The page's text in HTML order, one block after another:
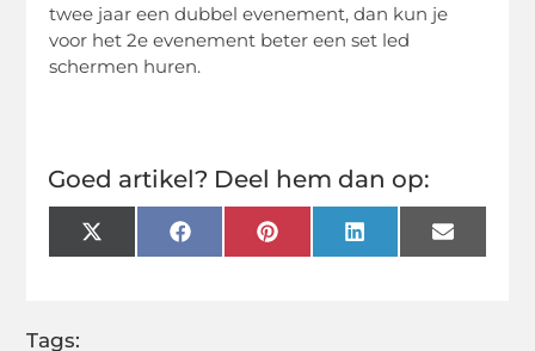
twee jaar een dubbel evenement, dan kun je
voor het 2e evenement beter een set led
schermen huren.
Goed artikel? Deel hem dan op:
X
(Twitter)
FacebookPinterestLinkedInEmail
Tags: